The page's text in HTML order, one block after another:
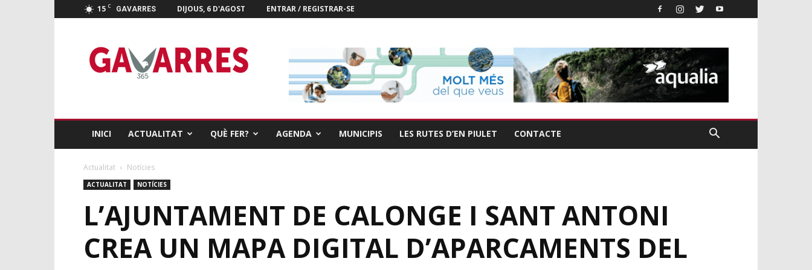
15 C GAVARRES DIJOUS, 6 D'AGOST ENTRAR / REGISTRAR-SE
365
INICI ACTUALITAT QUÈ FER? AGENDA MUNICIPIS LES RUTES D’EN PIULET CONTACTE
Actualitat Notícies
ACTUALITAT NOTÍCIES
L’AJUNTAMENT DE CALONGE I SANT ANTONI
CREA UN MAPA DIGITAL D’APARCAMENTS DEL